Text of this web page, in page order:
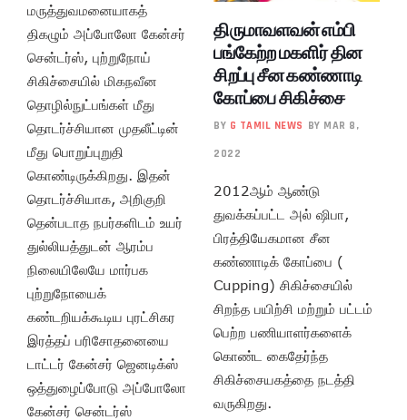
மருத்துவமனையாகத்
திகழும் அப்போலோ கேன்சர்
சென்டர்ஸ், புற்றுநோய்
சிகிச்சையில் மிகநவீன
தொழில்நுட்பங்கள் மீது
தொடர்ச்சியான முதலீட்டின்
மீது பொறுப்புறுதி
கொண்டிருக்கிறது. இதன்
தொடர்ச்சியாக, அறிகுறி
தென்படாத நபர்களிடம் உயர்
துல்லியத்துடன் ஆரம்ப
நிலையிலேயே மார்பக
புற்றுநோயைக்
கண்டறியக்கூடிய புரட்சிகர
இரத்தப் பரிசோதனையை
டாட்டர் கேன்சர் ஜெனடிக்ஸ்
ஒத்துழைப்போடு அப்போலோ
கேன்சர் சென்டர்ஸ்
திருமாவளவன் எம்பி
பங்கேற்ற மகளிர் தின
சிறப்பு சீன கண்ணாடி
கோப்பை சிகிச்சை
BY G TAMIL NEWS BY MAR 8,
2022
2012ஆம் ஆண்டு
துவக்கப்பட்ட அல் ஷிபா,
பிரத்தியேகமான சீன
கண்ணாடிக் கோப்பை (
Cupping) சிகிச்சையில்
சிறந்த பயிற்சி மற்றும் பட்டம்
பெற்ற பணியாளர்களைக்
கொண்ட கைதேர்ந்த
சிகிச்சையகத்தை நடத்தி
வருகிறது.